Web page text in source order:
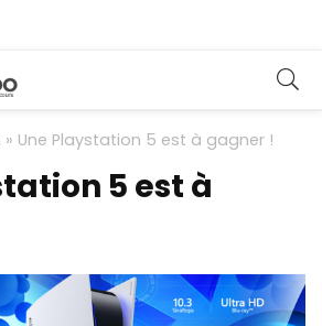
» Une Playstation 5 est à gagner !
5 est à